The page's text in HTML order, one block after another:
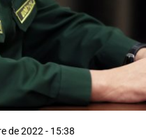
de 2022 - 15:38